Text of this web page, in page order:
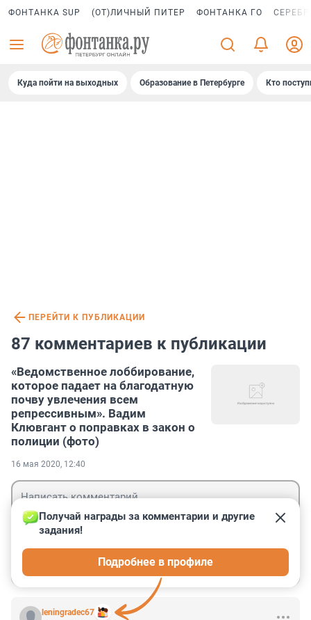
ФОНТАНКА SUP (ОТ)ЛИЧНЫЙ ПИТЕР ФОНТАНКА ГО
Куда пойти на выходных Образование в Петербурге Кто
ПЕРЕЙТИ К ПУБЛИКАЦИИ
87 комментариев к публикации
«Ведомственное лоббирование,
которое падает на благодатную
почву увлечения всем
репрессивным». Вадим
Клювгант о поправках в закон о
полиции (фото)
16 мая 2020, 12:40
leningradec67
Получай награды за комментарии и другие
задания!
Подробнее в профиле